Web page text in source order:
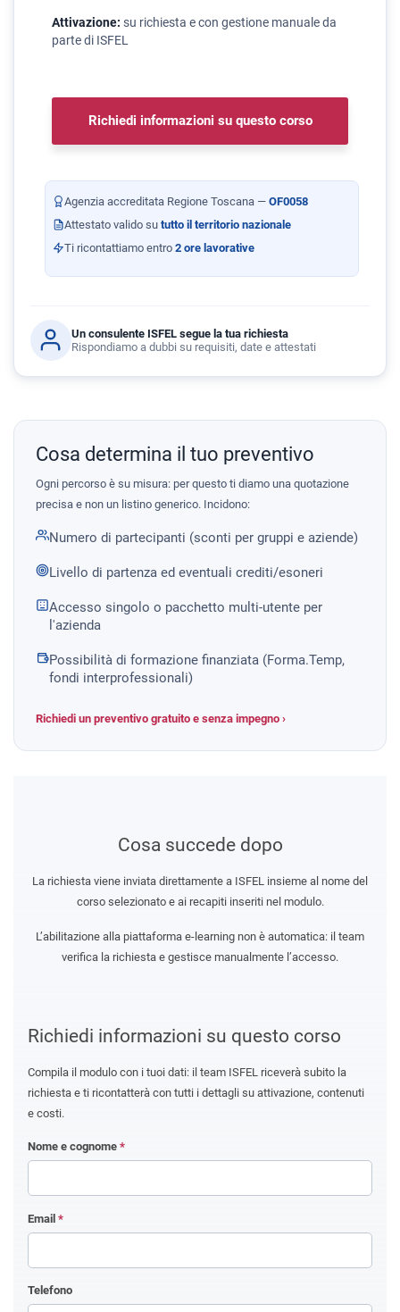
Attivazione: su richiesta e con gestione manuale da
parte di ISFEL
Richiedi informazioni su questo corso
Agenzia accreditata Regione Toscana — OF0058
Attestato valido su tutto il territorio nazionale
Ti ricontattiamo entro 2 ore lavorative
Un consulente ISFEL segue la tua richiesta
Rispondiamo a dubbi su requisiti, date e attestati
Cosa determina il tuo preventivo
Ogni percorso è su misura: per questo ti diamo una quotazione
precisa e non un listino generico. Incidono:
Numero di partecipanti (sconti per gruppi e aziende)
Livello di partenza ed eventuali crediti/esoneri
Accesso singolo o pacchetto multi-utente per
l'azienda
Possibilità di formazione finanziata (Forma.Temp,
fondi interprofessionali)
Richiedi un preventivo gratuito e senza impegno ›
Richiedi informazioni su questo corso
Compila il modulo con i tuoi dati: il team ISFEL riceverà subito la
richiesta e ti ricontatterà con tutti i dettagli su attivazione, contenuti
e costi.
Nome e cognome *
Email *
Telefono
Cosa succede dopo
La richiesta viene inviata direttamente a ISFEL insieme al nome del
corso selezionato e ai recapiti inseriti nel modulo.
L’abilitazione alla piattaforma e-learning non è automatica: il team
verifica la richiesta e gestisce manualmente l’accesso.